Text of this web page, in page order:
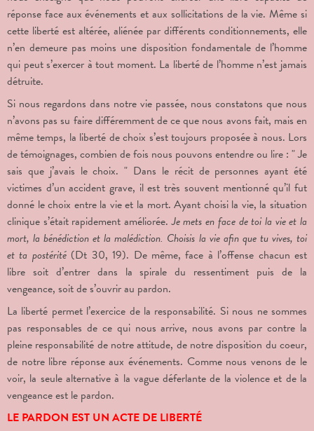
réponse face aux événements et aux sollicitations de la vie. Même si
cette liberté est altérée, aliénée par différents conditionnements, elle
n’en demeure pas moins une disposition fondamentale de l’homme
qui peut s’exercer à tout moment. La liberté de l’homme n’est jamais
détruite.
Si nous regardons dans notre vie passée, nous constatons que nous
n’avons pas su faire différemment de ce que nous avons fait, mais en
même temps, la liberté de choix s’est toujours proposée à nous. Lors
de témoignages, combien de fois nous pouvons entendre ou lire : " Je
sais que j’avais le choix. " Dans le récit de personnes ayant été
victimes d’un accident grave, il est très souvent mentionné qu’il fut
donné le choix entre la vie et la mort. Ayant choisi la vie, la situation
clinique s’était rapidement améliorée.Je mets en face de toi la vie et la
mort, la bénédiction et la malédiction. Choisis la vie afin que tu vives, toi
et ta postérité (Dt 30, 19). De même, face à l’offense chacun est
libre soit d’entrer dans la spirale du ressentiment puis de la
vengeance, soit de s’ouvrir au pardon.
La liberté permet l’exercice de la responsabilité. Si nous ne sommes
pas responsables de ce qui nous arrive, nous avons par contre la
pleine responsabilité de notre attitude, de notre disposition du coeur,
de notre libre réponse aux événements. Comme nous venons de le
voir, la seule alternative à la vague déferlante de la violence et de la
vengeance est le pardon.
LE PARDON EST UN ACTE DE LIBERTÉ